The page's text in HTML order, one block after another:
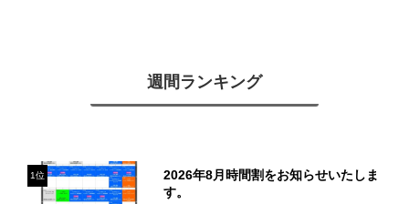
週間ランキング
1位
2026年8月時間割をお知らせいたしま
す。